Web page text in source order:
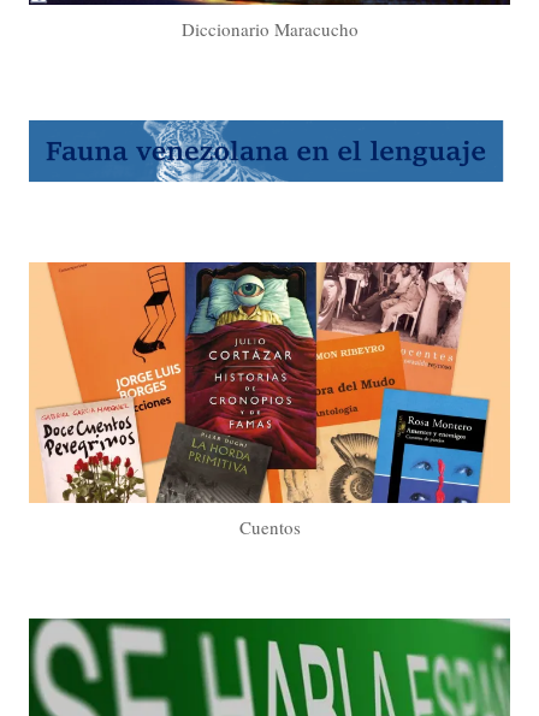
Diccionario Maracucho
Cuentos